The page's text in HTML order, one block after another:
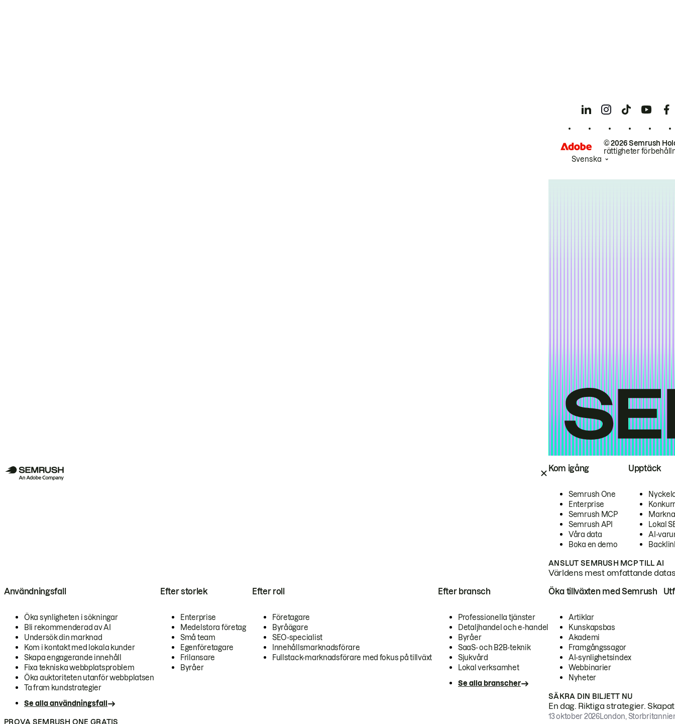
Kom igång
Semrush One
Enterprise
Semrush MCP
Semrush API
Våra data
Boka en demo
Upptäck
Lokal
AI-
ANSLUT SEMRUSH MCP TILL AI
Världens mest omfattande
Användningsfall
Öka synligheten i sökningar
Bli rekommenderad av AI
Undersök din marknad
Kom i kontakt med lokala kunder
Skapa engagerande innehåll
Fixa tekniska webbplatsproblem
Öka auktoriteten utanför webbplatsen
Ta fram kundstrategier
Se alla användningsfall
Efter storlek
Enterprise
Medelstora företag
Små team
Egenföretagare
Frilansare
Byråer
Efter roll
Företagare
Byråägare
SEO-specialist
Innehållsmarknadsförare
Fullstack-marknadsförare med fokus på tillväxt
Efter bransch
Professionella tjänster
Detaljhandel och e-handel
Byråer
SaaS- och B2B-teknik
Sjukvård
Lokal verksamhet
Se alla branscher
PROVA SEMRUSH ONE GRATIS
Öka tillväxten med Semrush
Artiklar
Kunskapsbas
Akademi
Framgångssagor
AI-synlighetsindex
Webbinarier
Nyheter
SÄKRA DIN BILJETT NU
En dag. Riktiga strategier.
13 oktober 2026London,
© 2026 Semrush
rättigheter
Svenska